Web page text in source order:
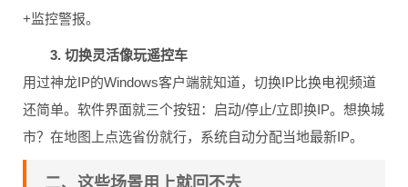
+监控警报。
3. 切换灵活像玩遥控车
用过神龙IP的Windows客户端就知道，切换IP比换电视频道
还简单。软件界面就三个按钮：启动/停止/立即换IP。想换城
市？在地图上点选省份就行，系统自动分配当地最新IP。
二、这些场景用上就回不去